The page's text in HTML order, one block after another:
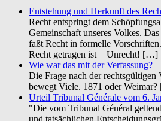
Entstehung und Herkunft des
Recht entspringt dem
Gemeinschaft unseres Volkes.
faßt Recht in formelle
Recht getragen ist = Unrecht! […]
Wie war das mit der Verfassung?
Die Frage nach der rechtsgültigen
bewegt Viele. 1871 oder Weimar?
Urteil Tribunal Générale vom 6.
"Die vom Tribunal Général